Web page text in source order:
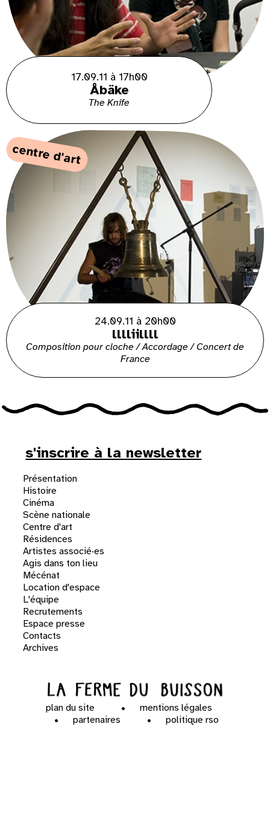
17.09.11 à 17h00
Åbäke
The Knife
centre d'art
24.09.11 à 20h00
lllliillll
Composition pour cloche / Accordage / Concert de
France
s'inscrire à la newsletter
Présentation
Histoire
Cinéma
Scène nationale
Centre d'art
Résidences
Artistes associé·es
Agis dans ton lieu
Mécénat
Location d'espace
L'équipe
Recrutements
Espace presse
Contacts
Archives
plan du site
mentions légales
partenaires
politique rso